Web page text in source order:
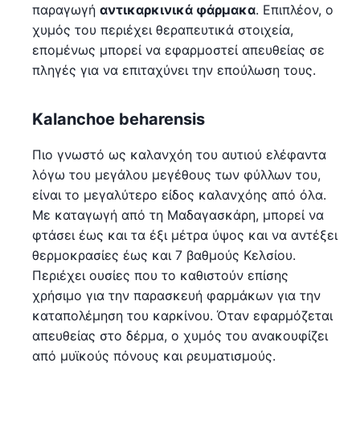
παραγωγή αντικαρκινικά φάρμακα. Επιπλέον, ο
χυμός του περιέχει θεραπευτικά στοιχεία,
επομένως μπορεί να εφαρμοστεί απευθείας σε
πληγές για να επιταχύνει την επούλωση τους.
Kalanchoe beharensis
Πιο γνωστό ως καλανχόη του αυτιού ελέφαντα
λόγω του μεγάλου μεγέθους των φύλλων του,
είναι το μεγαλύτερο είδος καλανχόης από όλα.
Με καταγωγή από τη Μαδαγασκάρη, μπορεί να
φτάσει έως και τα έξι μέτρα ύψος και να αντέξει
θερμοκρασίες έως και 7 βαθμούς Κελσίου.
Περιέχει ουσίες που το καθιστούν επίσης
χρήσιμο για την παρασκευή φαρμάκων για την
καταπολέμηση του καρκίνου. Όταν εφαρμόζεται
απευθείας στο δέρμα, ο χυμός του ανακουφίζει
από μυϊκούς πόνους και ρευματισμούς.